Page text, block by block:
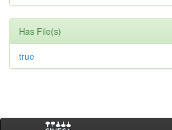
Has File(s)
true